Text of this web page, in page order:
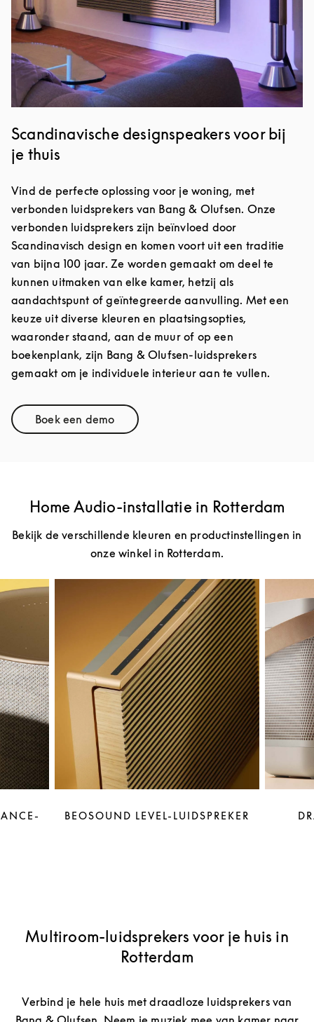
Scandinavische designspeakers voor bij
je thuis
Vind de perfecte oplossing voor je woning, met
verbonden luidsprekers van Bang & Olufsen. Onze
verbonden luidsprekers zijn beïnvloed door
Scandinavisch design en komen voort uit een traditie
van bijna 100 jaar. Ze worden gemaakt om deel te
kunnen uitmaken van elke kamer, hetzij als
aandachtspunt of geïntegreerde aanvulling. Met een
keuze uit diverse kleuren en plaatsingsopties,
waaronder staand, aan de muur of op een
boekenplank, zijn Bang & Olufsen-luidsprekers
gemaakt om je individuele interieur aan te vullen.
Boek een demoLink Opens in New Tab
Home Audio-installatie in Rotterdam
Bekijk de verschillende kleuren en productinstellingen in
onze winkel in Rotterdam.
BEOSOUND LEVEL-LUIDSPREKER
Multiroom-luidsprekers voor je huis in
Rotterdam
Verbind je hele huis met draadloze luidsprekers van